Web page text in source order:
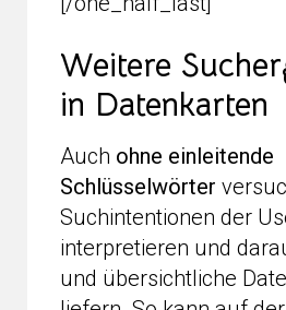
Weitere
in Datenkarten
Auch ohne einleitende
Schlüsselwörter
Suchintentionen der
interpretieren und
und übersichtlicheSEHR